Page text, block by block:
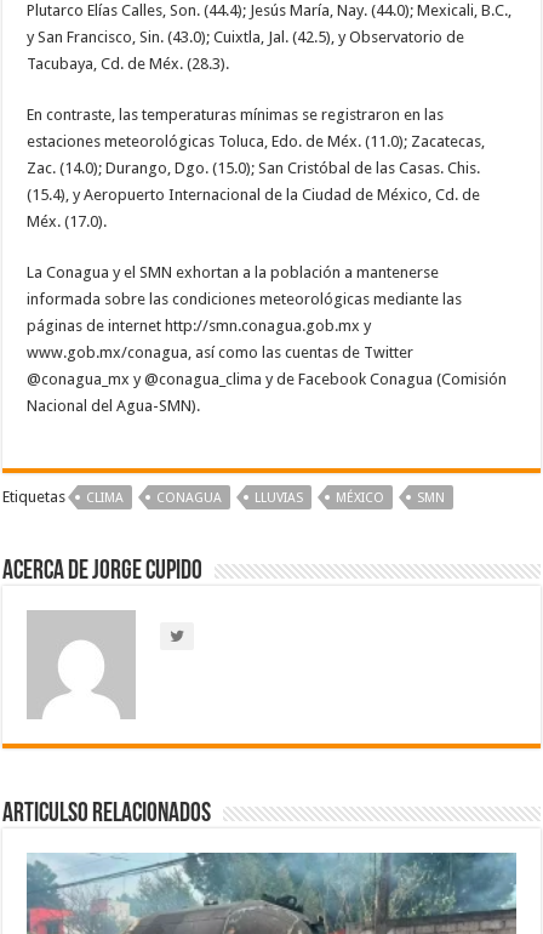
Plutarco Elías Calles, Son. (44.4); Jesús María, Nay. (44.0); Mexicali, B.C.,
y San Francisco, Sin. (43.0); Cuixtla, Jal. (42.5), y Observatorio de
Tacubaya, Cd. de Méx. (28.3).
En contraste, las temperaturas mínimas se registraron en las
estaciones meteorológicas Toluca, Edo. de Méx. (11.0); Zacatecas,
Zac. (14.0); Durango, Dgo. (15.0); San Cristóbal de las Casas. Chis.
(15.4), y Aeropuerto Internacional de la Ciudad de México, Cd. de
Méx. (17.0).
La Conagua y el SMN exhortan a la población a mantenerse
informada sobre las condiciones meteorológicas mediante las
páginas de internet http://smn.conagua.gob.mx y
www.gob.mx/conagua, así como las cuentas de Twitter
@conagua_mx y @conagua_clima y de Facebook Conagua (Comisión
Nacional del Agua-SMN).
Etiquetas CLIMA CONAGUA LLUVIAS MÉXICO SMN
Acerca de Jorge Cupido
Articulso Relacionados